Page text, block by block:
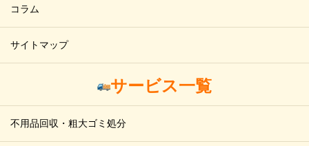
コラム
サイトマップ
サービス一覧
不用品回収・粗大ゴミ処分